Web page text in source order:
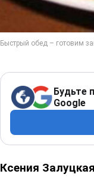
Будьте
Google
Ксения Залуцкая